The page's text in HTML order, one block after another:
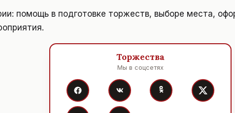
помощь в подготовке торжеств, выборе места,
Торжества
Мы в соцсетях